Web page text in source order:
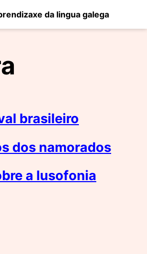
da lingua galega
brasileiro
dos namorados
a lusofonia